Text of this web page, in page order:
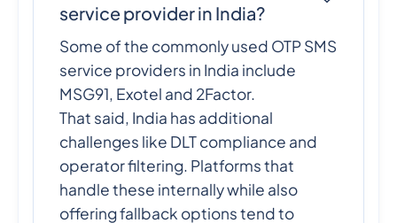
service provider in India?
Some of the commonly used OTP SMS
service providers in India include
MSG91, Exotel and 2Factor.
That said, India has additional
challenges like DLT compliance and
operator filtering. Platforms that
handle these internally while also
offering fallback options tend to